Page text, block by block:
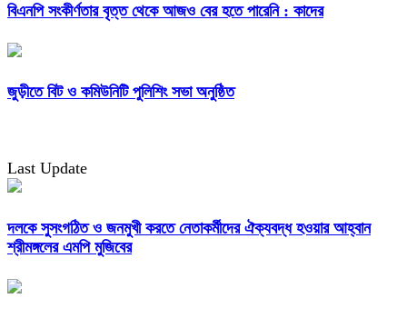
বিএনপি সংকীর্ণতার বৃত্ত থেকে আজও বের হতে পারেনি : কাদের
জুড়ীতে বিট ও কমিউনিটি পুলিশিং সভা অনুষ্ঠিত
Last Update
দলকে সুসংগঠিত ও জনমুখী করতে নেতাকর্মীদের ঐক্যবদ্ধ হওয়ার আহ্বান
শ্রীমঙ্গলের এমপি মুজিবের